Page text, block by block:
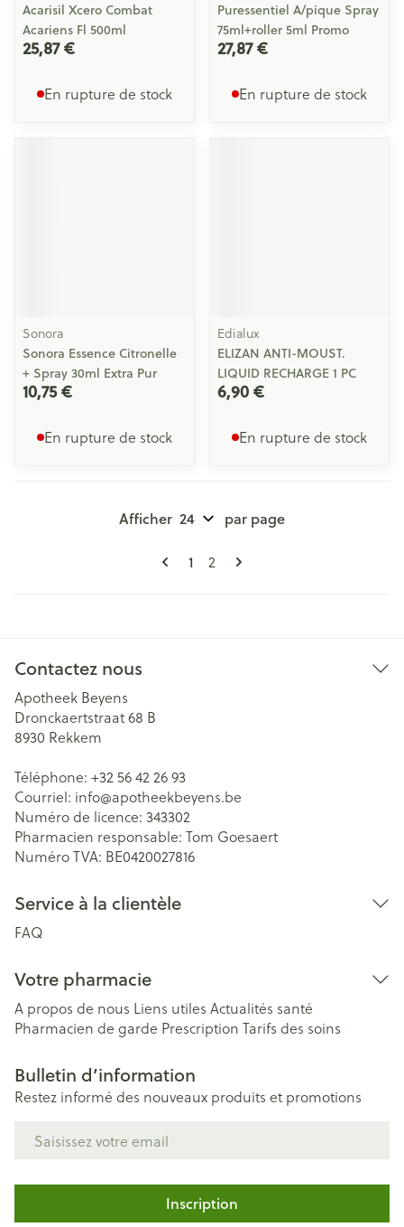
Acarisil Xcero Combat
Acariens Fl 500ml
25,87 €
En rupture de stock
Puressentiel A/pique Spray
75ml+roller 5ml Promo
27,87 €
En rupture de stock
Sonora
Sonora Essence Citronelle
+ Spray 30ml Extra Pur
10,75 €
En rupture de stock
Edialux
ELIZAN ANTI-MOUST.
LIQUID RECHARGE 1 PC
6,90 €
En rupture de stock
Pages
Vous lisez actuellement la page
1 Page
2
Afficher par page
Contactez nous
Apotheek Beyens
Dronckaertstraat 68 B
8930 Rekkem
Téléphone: +32 56 42 26 93
Courriel: info@apotheekbeyens.be
Numéro de licence: 343302
Pharmacien responsable: Tom Goesaert
Numéro TVA: BE0420027816
Service à la clientèle
FAQ
Votre pharmacie
A propos de nous Liens utiles Actualités santé
Pharmacien de garde Prescription Tarifs des soins
Bulletin d’information
Restez informé des nouveaux produits et promotions
Inscription